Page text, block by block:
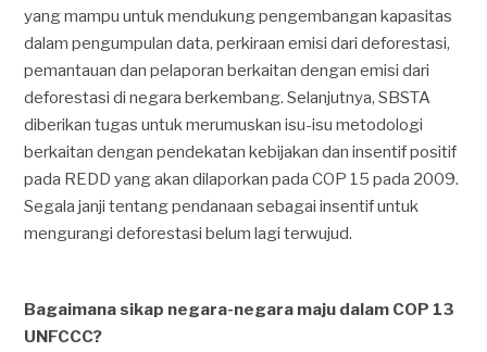
yang mampu untuk mendukung pengembangan kapasitas
dalam pengumpulan data, perkiraan emisi dari deforestasi,
pemantauan dan pelaporan berkaitan dengan emisi dari
deforestasi di negara berkembang. Selanjutnya, SBSTA
diberikan tugas untuk merumuskan isu-isu metodologi
berkaitan dengan pendekatan kebijakan dan insentif positif
pada REDD yang akan dilaporkan pada COP 15 pada 2009.
Segala janji tentang pendanaan sebagai insentif untuk
mengurangi deforestasi belum lagi terwujud.
Bagaimana sikap negara-negara maju dalam COP 13
UNFCCC?